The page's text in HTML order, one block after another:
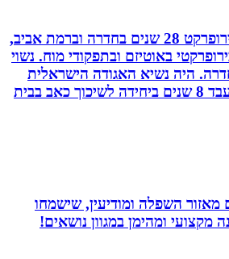
ד”ר רונן מנדי, כירופרקט 28 שנים בחדרה וברמת אביב,
באוטיזם ובתפקודי מוח. נשוי
היה נשיא האגודה הישראלית
לכירופרקטיקה, עבד 8 שנים ביחידה לשיכוך כאב בבית
השפלה ומודיעין, שישמחו
ומהימן במגוון נושאים!